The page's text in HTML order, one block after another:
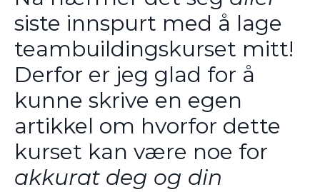
siste innspurt med å lage
teambuildingskurset mitt!
Derfor er jeg glad for å
kunne skrive en egen
artikkel om hvorfor dette
kurset kan være noe for
akkurat deg og din